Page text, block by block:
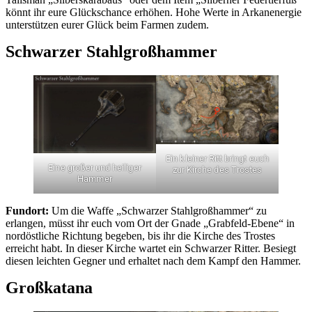
könnt ihr eure Glückschance erhöhen. Hohe Werte in Arkanenergie
unterstützen eurer Glück beim Farmen zudem.
Schwarzer Stahlgroßhammer
Eine großer und heiliger
Hammer
Ein kleiner Ritt bringt euch
zur Kirche des Trostes
Fundort: Um die Waffe „Schwarzer Stahlgroßhammer“ zu
erlangen, müsst ihr euch vom Ort der Gnade „Grabfeld-Ebene“ in
nordöstliche Richtung begeben, bis ihr die Kirche des Trostes
erreicht habt. In dieser Kirche wartet ein Schwarzer Ritter. Besiegt
diesen leichten Gegner und erhaltet nach dem Kampf den Hammer.
Großkatana